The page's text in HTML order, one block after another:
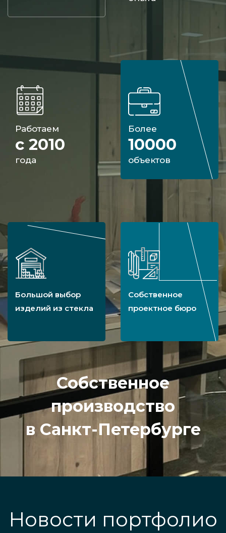
Работаем
с 2010
года
Более
10000
объектов
Большой выбор
изделий из стекла
Собственное
проектное бюро
Собственное
производство
в Санкт-Петербурге
Новости портфолио